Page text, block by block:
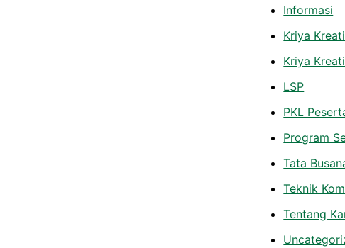
Informasi
Kriya
Kriya
LSP
PKL
Program
Tata
Teknik
Tentang